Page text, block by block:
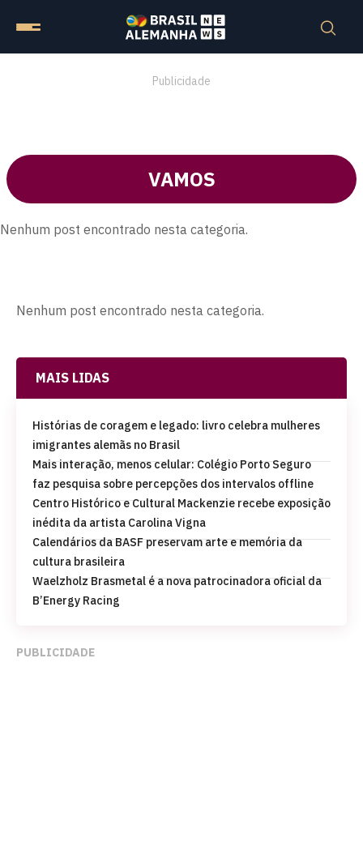
Publicidade
VAMOS
Nenhum post encontrado nesta categoria.
Nenhum post encontrado nesta categoria.
MAIS LIDAS
Histórias de coragem e legado: livro celebra mulheres
imigrantes alemãs no Brasil
Mais interação, menos celular: Colégio Porto Seguro
faz pesquisa sobre percepções dos intervalos offline
Centro Histórico e Cultural Mackenzie recebe exposição
inédita da artista Carolina Vigna
Calendários da BASF preservam arte e memória da
cultura brasileira
Waelzholz Brasmetal é a nova patrocinadora oficial da
B’Energy Racing
PUBLICIDADE